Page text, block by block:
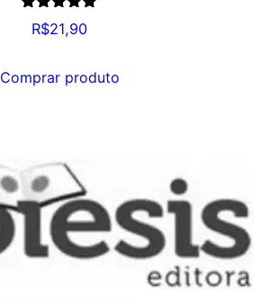
Avaliação
5.00de 5
R$21,90
Comprar produto